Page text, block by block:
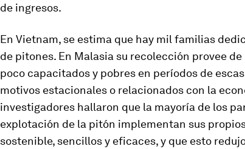
de ingresos.
En Vietnam, se estima que hay mil familias
de pitones. En Malasia su recolección provee
poco capacitados y pobres en períodos de
motivos estacionales o relacionados con la
investigadores hallaron que la mayoría de los
explotación de la pitón implementan sus
sostenible, sencillos y eficaces, y que esto